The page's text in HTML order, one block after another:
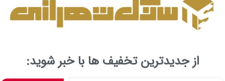
از جدیدترین تخفیف ها با خبر شوید: